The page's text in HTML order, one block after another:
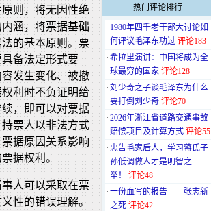
则，将无因性绝
涵，将票据基础
的基本原则。票
备法定形式要
发生变化、被撤
利时不负证明给
，即可以对票据
票人以非法方式
据原因关系影响
据权利。
人可以采取在票
性的错误理解。
热门评论排行
· 1980年四千老干部大讨论如
何评议毛泽东功过 评论183
· 希拉里演讲：中国将成为全
球最穷的国家 评论128
· 刘少奇之子谈毛泽东为什么
要打倒刘少奇 评论70
· 2026年浙江省道路交通事故
赔偿项目及计算方式 评论55
· 忠告毛家后人，学习蒋氏子
孙低调做人才是明智之
举！
评论48
· 一份血写的报告——张志新
之死 评论42